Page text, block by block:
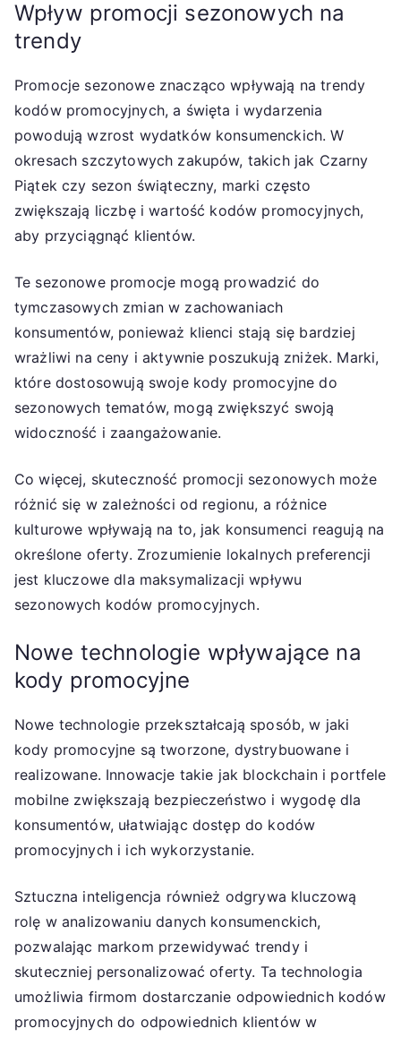
Wpływ promocji sezonowych na
trendy
Promocje sezonowe znacząco wpływają na trendy
kodów promocyjnych, a święta i wydarzenia
powodują wzrost wydatków konsumenckich. W
okresach szczytowych zakupów, takich jak Czarny
Piątek czy sezon świąteczny, marki często
zwiększają liczbę i wartość kodów promocyjnych,
aby przyciągnąć klientów.
Te sezonowe promocje mogą prowadzić do
tymczasowych zmian w zachowaniach
konsumentów, ponieważ klienci stają się bardziej
wrażliwi na ceny i aktywnie poszukują zniżek. Marki,
które dostosowują swoje kody promocyjne do
sezonowych tematów, mogą zwiększyć swoją
widoczność i zaangażowanie.
Co więcej, skuteczność promocji sezonowych może
różnić się w zależności od regionu, a różnice
kulturowe wpływają na to, jak konsumenci reagują na
określone oferty. Zrozumienie lokalnych preferencji
jest kluczowe dla maksymalizacji wpływu
sezonowych kodów promocyjnych.
Nowe technologie wpływające na
kody promocyjne
Nowe technologie przekształcają sposób, w jaki
kody promocyjne są tworzone, dystrybuowane i
realizowane. Innowacje takie jak blockchain i portfele
mobilne zwiększają bezpieczeństwo i wygodę dla
konsumentów, ułatwiając dostęp do kodów
promocyjnych i ich wykorzystanie.
Sztuczna inteligencja również odgrywa kluczową
rolę w analizowaniu danych konsumenckich,
pozwalając markom przewidywać trendy i
skuteczniej personalizować oferty. Ta technologia
umożliwia firmom dostarczanie odpowiednich kodów
promocyjnych do odpowiednich klientów w